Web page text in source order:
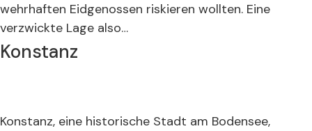
wehrhaften Eidgenossen riskieren wollten. Eine
verzwickte Lage also…
Konstanz
Konstanz, eine historische Stadt am Bodensee,